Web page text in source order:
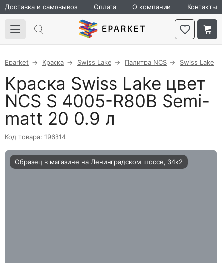
Доставка и самовывоз Оплата О компании Контакты
Eparket Краска Swiss Lake Палитра NCS Swiss Lake
Краска Swiss Lake цвет
NCS S 4005-R80B Semi-
matt 20 0.9 л
Код товара: 196814
Образец в магазине на Ленинградском шоссе, 34к2